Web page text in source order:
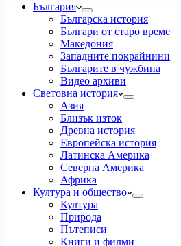
България
Българска история
Българи от старо време
Македония
Западните покрайнини
Българите в чужбина
Видео архиви
Световна история
Азия
Близък изток
Древна история
Европейска история
Латинска Америка
Северна Америка
Африка
Култура и общество
Култура
Природа
Пътеписи
Книги и филми